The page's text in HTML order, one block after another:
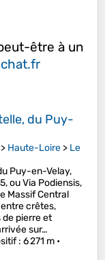
être à un
du Puy-
> Haute-Loire > Le
Puy-en-Velay,
ou Via Podiensis,
Massif Central
crêtes,
de pierre et
sur…
: 6 271 m •